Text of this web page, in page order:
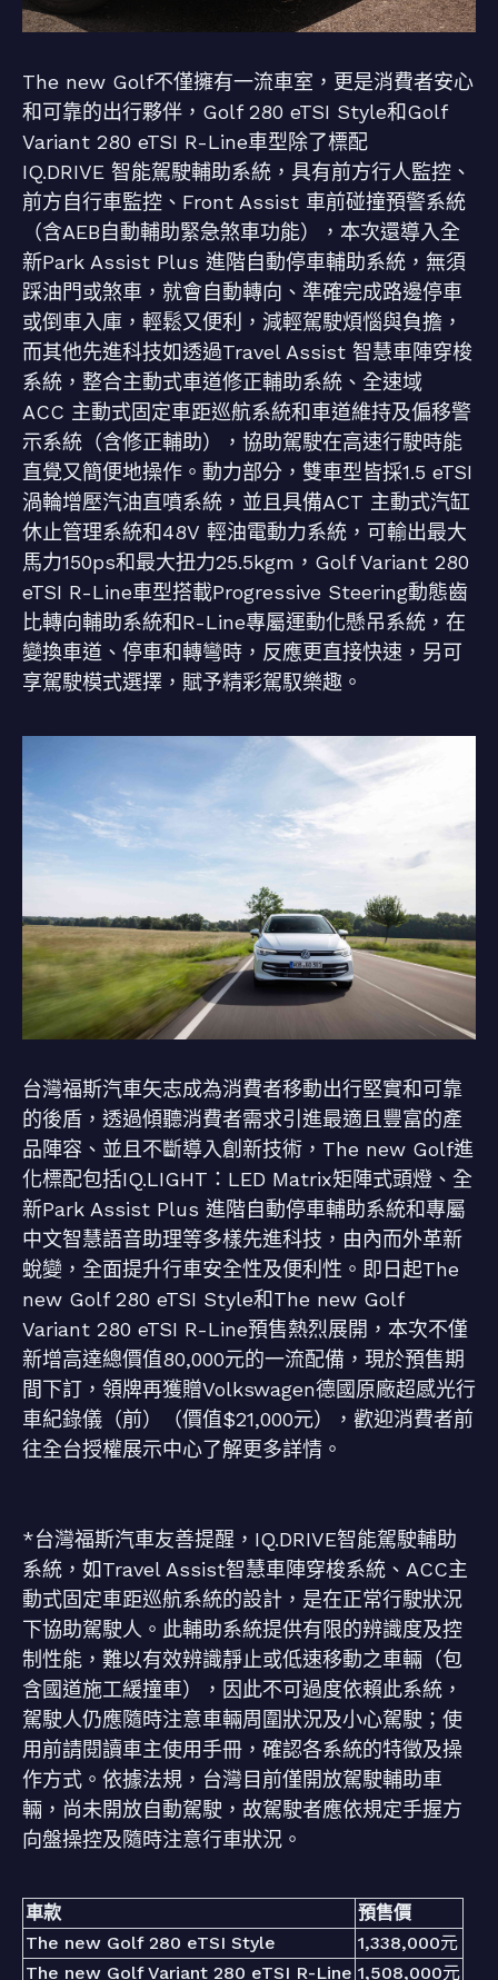
The new Golf不僅擁有一流車室，更是消費者安心
和可靠的出行夥伴，Golf 280 eTSI Style和Golf
Variant 280 eTSI R-Line車型除了標配
IQ.DRIVE 智能駕駛輔助系統，具有前方行人監控、
前方自行車監控、Front Assist 車前碰撞預警系統
（含AEB自動輔助緊急煞車功能），本次還導入全
新Park Assist Plus 進階自動停車輔助系統，無須
踩油門或煞車，就會自動轉向、準確完成路邊停車
或倒車入庫，輕鬆又便利，減輕駕駛煩惱與負擔，
而其他先進科技如透過Travel Assist 智慧車陣穿梭
系統，整合主動式車道修正輔助系統、全速域
ACC 主動式固定車距巡航系統和車道維持及偏移警
示系統（含修正輔助），協助駕駛在高速行駛時能
直覺又簡便地操作。動力部分，雙車型皆採1.5 eTSI
渦輪增壓汽油直噴系統，並且具備ACT 主動式汽缸
休止管理系統和48V 輕油電動力系統，可輸出最大
馬力150ps和最大扭力25.5kgm，Golf Variant 280
eTSI R-Line車型搭載Progressive Steering動態齒
比轉向輔助系統和R-Line專屬運動化懸吊系統，在
變換車道、停車和轉彎時，反應更直接快速，另可
享駕駛模式選擇，賦予精彩駕馭樂趣。
台灣福斯汽車矢志成為消費者移動出行堅實和可靠
的後盾，透過傾聽消費者需求引進最適且豐富的產
品陣容、並且不斷導入創新技術，The new Golf進
化標配包括IQ.LIGHT：LED Matrix矩陣式頭燈、全
新Park Assist Plus 進階自動停車輔助系統和專屬
中文智慧語音助理等多樣先進科技，由內而外革新
蛻變，全面提升行車安全性及便利性。即日起The
new Golf 280 eTSI Style和The new Golf
Variant 280 eTSI R-Line預售熱烈展開，本次不僅
新增高達總價值80,000元的一流配備，現於預售期
間下訂，領牌再獲贈Volkswagen德國原廠超感光行
車紀錄儀（前）（價值$21,000元），歡迎消費者前
往全台授權展示中心了解更多詳情。
*台灣福斯汽車友善提醒，IQ.DRIVE智能駕駛輔助
系統，如Travel Assist智慧車陣穿梭系統、ACC主
動式固定車距巡航系統的設計，是在正常行駛狀況
下協助駕駛人。此輔助系統提供有限的辨識度及控
制性能，難以有效辨識靜止或低速移動之車輛（包
含國道施工緩撞車），因此不可過度依賴此系統，
駕駛人仍應隨時注意車輛周圍狀況及小心駕駛；使
用前請閱讀車主使用手冊，確認各系統的特徵及操
作方式。依據法規，台灣目前僅開放駕駛輔助車
輛，尚未開放自動駕駛，故駕駛者應依規定手握方
向盤操控及隨時注意行車狀況。
車款
預售價
The new Golf 280 eTSI Style
1,338,000元
The new Golf Variant 280 eTSI R-Line 1,508,000元